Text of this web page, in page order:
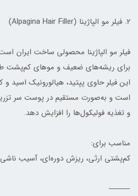
۲. فیلر مو الپاژینا (Alpagina Hair Filler)
فیلر مو الپاژینا محصولی ساخت
برای ریشه‌های ضعیف و موهای کم‌پشت
این فیلر حاوی پپتید، هیالورونیک اسید
است و به‌صورت مستقیم در پوست سر
و تغذیه فولیکول‌ها را افزایش دهد.
مناسب برای:
کم‌پشتی ارثی، ریزش دوره‌ای، آسیب ناشی
⸻